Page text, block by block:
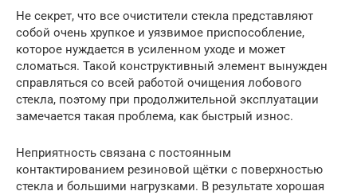
Не секрет, что все очистители стекла представляют
собой очень хрупкое и уязвимое приспособление,
которое нуждается в усиленном уходе и может
сломаться. Такой конструктивный элемент вынужден
справляться со всей работой очищения лобового
стекла, поэтому при продолжительной эксплуатации
замечается такая проблема, как быстрый износ.
Неприятность связана с постоянным
контактированием резиновой щётки с поверхностью
стекла и большими нагрузками. В результате хорошая